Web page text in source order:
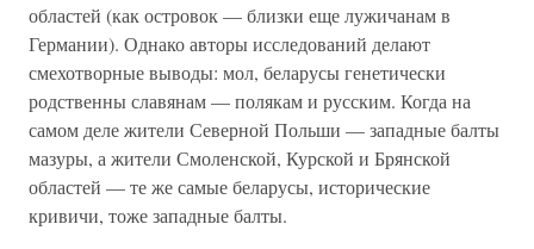
областей (как островок — близки еще лужичанам в
Германии). Однако авторы исследований делают
смехотворные выводы: мол, беларусы генетически
родственны славянам — полякам и русским. Когда на
самом деле жители Северной Польши — западные балты
мазуры, а жители Смоленской, Курской и Брянской
областей — те же самые беларусы, исторические
кривичи, тоже западные балты.